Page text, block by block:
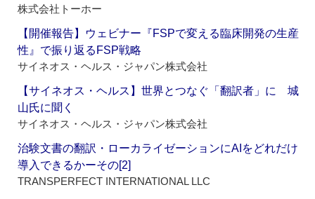
株式会社トーホー
【開催報告】ウェビナー『FSPで変える臨床開発の生産
性』で振り返るFSP戦略
サイネオス・ヘルス・ジャパン株式会社
【サイネオス・ヘルス】世界とつなぐ「翻訳者」に 城
山氏に聞く
サイネオス・ヘルス・ジャパン株式会社
治験文書の翻訳・ローカライゼーションにAIをどれだけ
導入できるかーその[2]
TRANSPERFECT INTERNATIONAL LLC